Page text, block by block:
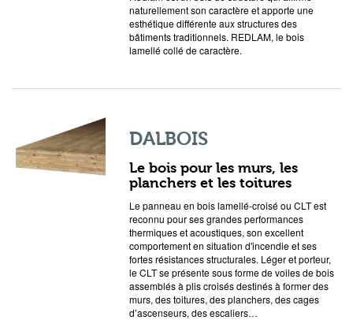
naturellement son caractère et apporte une
esthétique différente aux structures des
bâtiments traditionnels. REDLAM, le bois
lamellé collé de caractère.
DALBOIS
Le bois pour les murs, les
planchers et les toitures
Le panneau en bois lamellé-croisé ou CLT est
reconnu pour ses grandes performances
thermiques et acoustiques, son excellent
comportement en situation d'incendie et ses
fortes résistances structurales. Léger et porteur,
le CLT se présente sous forme de voiles de bois
assemblés à plis croisés destinés à former des
murs, des toitures, des planchers, des cages
d’ascenseurs, des escaliers…